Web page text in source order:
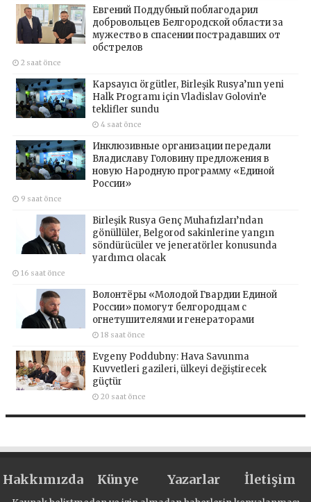
Евгений Поддубный поблагодарил
добровольцев Белгородской области за
мужество в спасении пострадавших от
обстрелов
2 saat önce
Kapsayıcı örgütler, Birleşik Rusya’nın yeni
Halk Programı için Vladislav Golovin’e
teklifler sundu
4 saat önce
Инклюзивные организации передали
Владиславу Головину предложения в
новую Народную программу «Единой
России»
9 saat önce
Birleşik Rusya Genç Muhafızları’ndan
gönüllüler, Belgorod sakinlerine yangın
söndürücüler ve jeneratörler konusunda
yardımcı olacak
16 saat önce
Волонтёры «Молодой Гвардии Единой
России» помогут белгородцам с
огнетушителями и генераторами
18 saat önce
Evgeny Poddubny: Hava Savunma
Kuvvetleri gazileri, ülkeyi değiştirecek
güçtür
20 saat önce
Hakkımızda Künye Yazarlar İletişim